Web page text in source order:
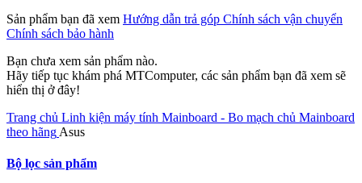
Sản phẩm bạn đã xem Hướng dẫn trả góp Chính sách vận chuyển
Chính sách bảo hành
Bạn chưa xem sản phẩm nào.
Hãy tiếp tục khám phá MTComputer, các sản phẩm bạn đã xem sẽ
hiển thị ở đây!
Trang chủ Linh kiện máy tính Mainboard - Bo mạch chủ Mainboard
theo hãng Asus
Bộ lọc sản phẩm